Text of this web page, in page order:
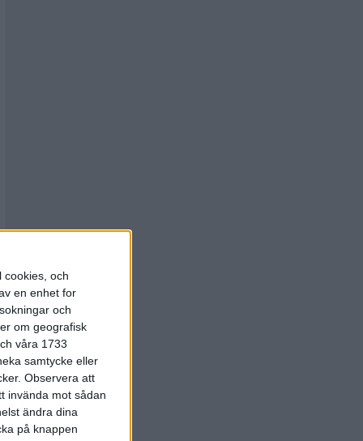
cookies, och
en enhet for
och
om geografisk
våra 1733
samtycke eller
Observera att
invända mot sådan
ändra dina
på knappen